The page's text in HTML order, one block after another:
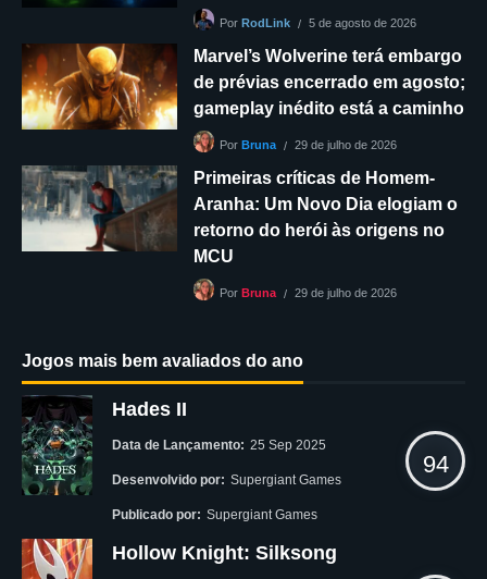
Por RodLink 5 de agosto de 2026
Marvel’s Wolverine terá embargo
de prévias encerrado em agosto;
gameplay inédito está a caminho
Por Bruna 29 de julho de 2026
Primeiras críticas de Homem-
Aranha: Um Novo Dia elogiam o
retorno do herói às origens no
MCU
Por Bruna 29 de julho de 2026
Jogos mais bem avaliados do ano
Hades II
Data de Lançamento: 25 Sep 2025
Desenvolvido por: Supergiant Games
Publicado por: Supergiant Games
94
Hollow Knight: Silksong